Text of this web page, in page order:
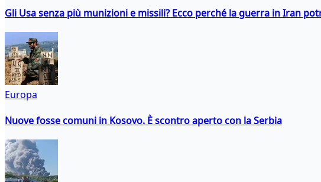
Gli Usa senza più munizioni e missili? Ecco perché la guerra in Iran
Europa
Nuove fosse comuni in Kosovo. È scontro aperto con la Serbia